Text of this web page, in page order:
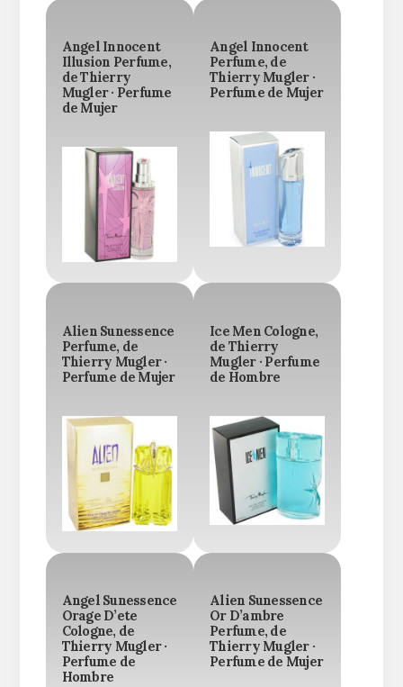
Angel Innocent
Illusion Perfume,
de Thierry
Mugler · Perfume
de Mujer
Angel Innocent
Perfume, de
Thierry Mugler ·
Perfume de Mujer
Alien Sunessence
Perfume, de
Thierry Mugler ·
Perfume de Mujer
Ice Men Cologne,
de Thierry
Mugler · Perfume
de Hombre
Angel Sunessence
Orage D’ete
Cologne, de
Thierry Mugler ·
Perfume de
Hombre
Alien Sunessence
Or D’ambre
Perfume, de
Thierry Mugler ·
Perfume de Mujer